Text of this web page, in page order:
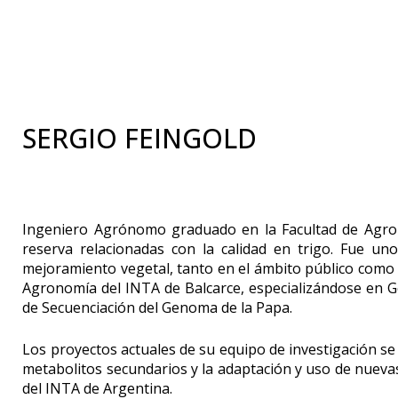
SERGIO FEINGOLD
Ingeniero Agrónomo graduado en la Facultad de
reserva relacionadas con la calidad en trigo. Fue
mejoramiento vegetal, tanto en el ámbito público
Agronomía del INTA de Balcarce, especializándose en
de Secuenciación del Genoma de la Papa.
Los proyectos actuales de su equipo de investigación
metabolitos secundarios y la adaptación y uso de
del INTA de Argentina.